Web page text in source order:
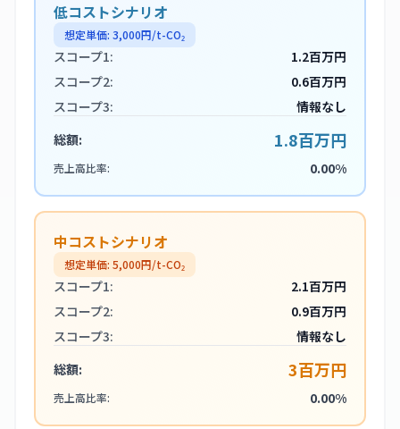
低コストシナリオ
想定単価: 3,000円/t-CO₂
スコープ1:
1.2百万円
スコープ2:
0.6百万円
スコープ3:
情報なし
総額:
1.8百万円
売上高比率: 0.00%
中コストシナリオ
想定単価: 5,000円/t-CO₂
スコープ1:
2.1百万円
スコープ2:
0.9百万円
スコープ3:
情報なし
総額:
3百万円
売上高比率: 0.00%